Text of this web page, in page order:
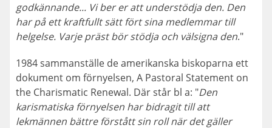
godkännande... Vi ber er att understödja den. Den
har på ett kraftfullt sätt fört sina medlemmar till
helgelse. Varje präst bör stödja och välsigna den."
1984 sammanställe de amerikanska biskoparna ett
dokument om förnyelsen, A Pastoral Statement on
the Charismatic Renewal. Där står bl a: "Den
karismatiska förnyelsen har bidragit till att
lekmännen bättre förstått sin roll när det gäller